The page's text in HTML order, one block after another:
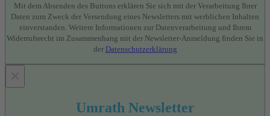
Mit dem Absenden des Buttons erklären Sie sich mit der Verarbeitung Ihrer
Daten zum Zweck der Versendung eines Newsletters mit werblichen Inhalten
einverstanden. Weitere Informationen zur Datenverarbeitung und Ihrem
Widerrufsrecht im Zusammenhang mit der Newsletter-Anmeldung finden Sie in
der Datenschutzerklärung
Umrath Newsletter